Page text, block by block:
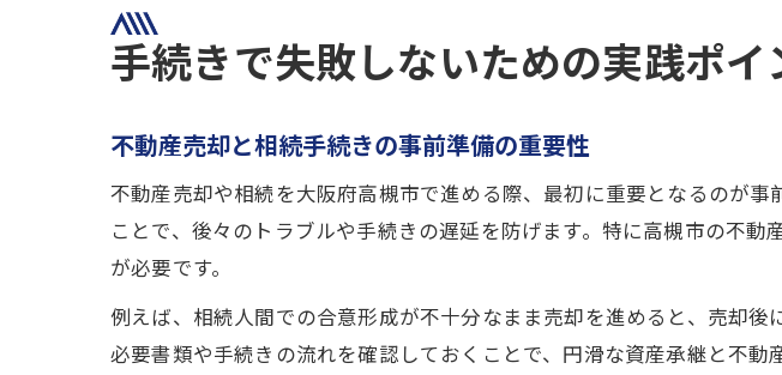
手続きで失敗しないための実践ポイ
不動産売却と相続手続きの事前準備の重要性
不動産売却や相続を大阪府高槻市で進める際、最初に重要となるのが
ことで、後々のトラブルや手続きの遅延を防げます。特に高槻市の不
が必要です。
例えば、相続人間での合意形成が不十分なまま売却を進めると、売却
必要書類や手続きの流れを確認しておくことで、円滑な資産承継と不動